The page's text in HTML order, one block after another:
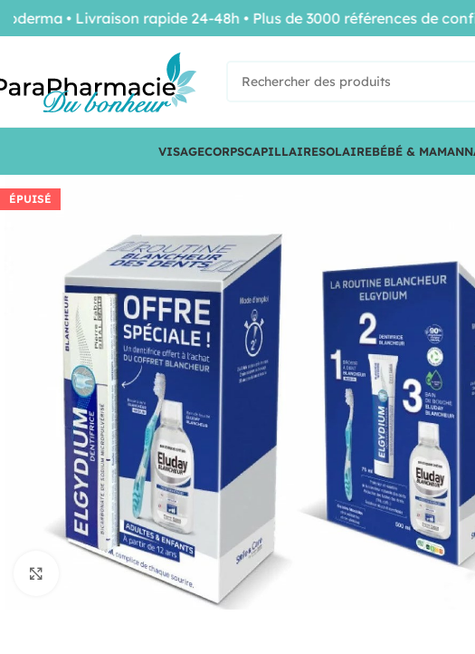
VISAGECORPSCAPILLAIRESOLAIREBÉBÉ & MAMAN
ÉPUISÉ
Cliquez pour agrandir
• Livraison rapide 24-48h • Plus de 3000 références de